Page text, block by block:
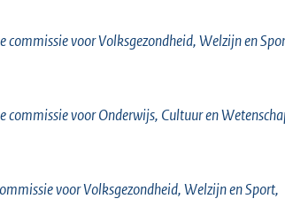
commissie voor Volksgezondheid, Welzijn en
commissie voor Onderwijs, Cultuur en
voor Volksgezondheid, Welzijn en Sport,